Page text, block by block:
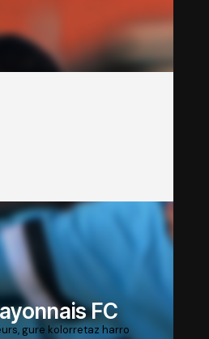
FC
gure kolorretaz harro